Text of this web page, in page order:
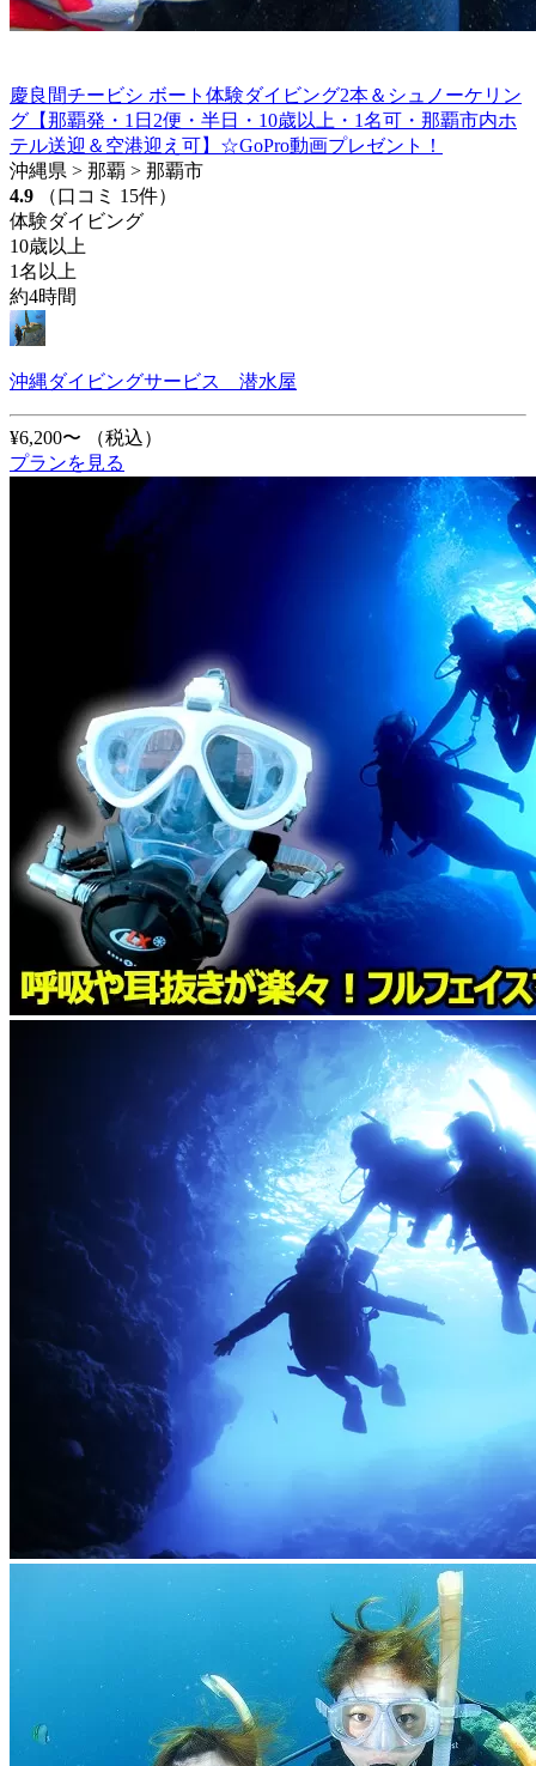
慶良間チービシ ボート体験ダイビング2本＆シュノーケリン
グ【那覇発・1日2便・半日・10歳以上・1名可・那覇市内ホ
テル送迎＆空港迎え可】☆GoPro動画プレゼント！
沖縄県 > 那覇 > 那覇市
4.9
（口コミ 15件）
体験ダイビング
10歳以上
1名以上
約4時間
沖縄ダイビングサービス 潜水屋
¥6,200〜
（税込）
プランを見る